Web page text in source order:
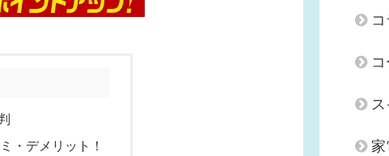
・デメリット！
ス
家